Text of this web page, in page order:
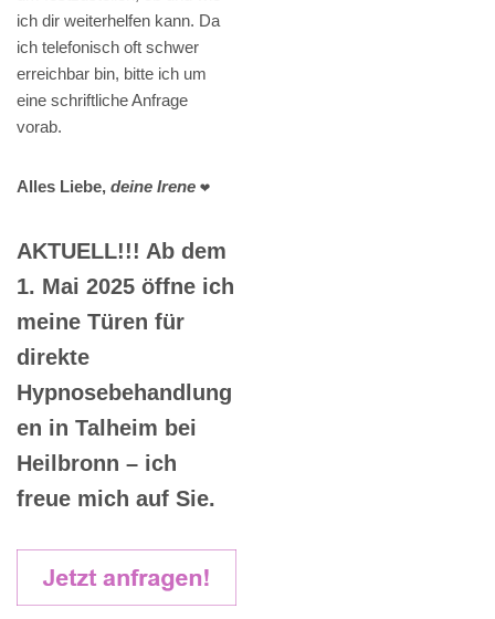
ich dir weiterhelfen kann. Da
ich telefonisch oft schwer
erreichbar bin, bitte ich um
eine schriftliche Anfrage
vorab.
Alles Liebe, deine Irene ❤️
AKTUELL!!! Ab dem
1. Mai 2025 öffne ich
meine Türen für
direkte
Hypnosebehandlung
en in Talheim bei
Heilbronn – ich
freue mich auf Sie.